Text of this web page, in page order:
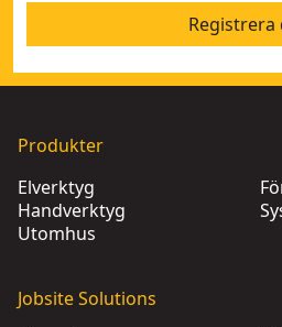
Registrera
Produkter
Elverktyg
Handverktyg
Utomhus
Jobsite Solutions